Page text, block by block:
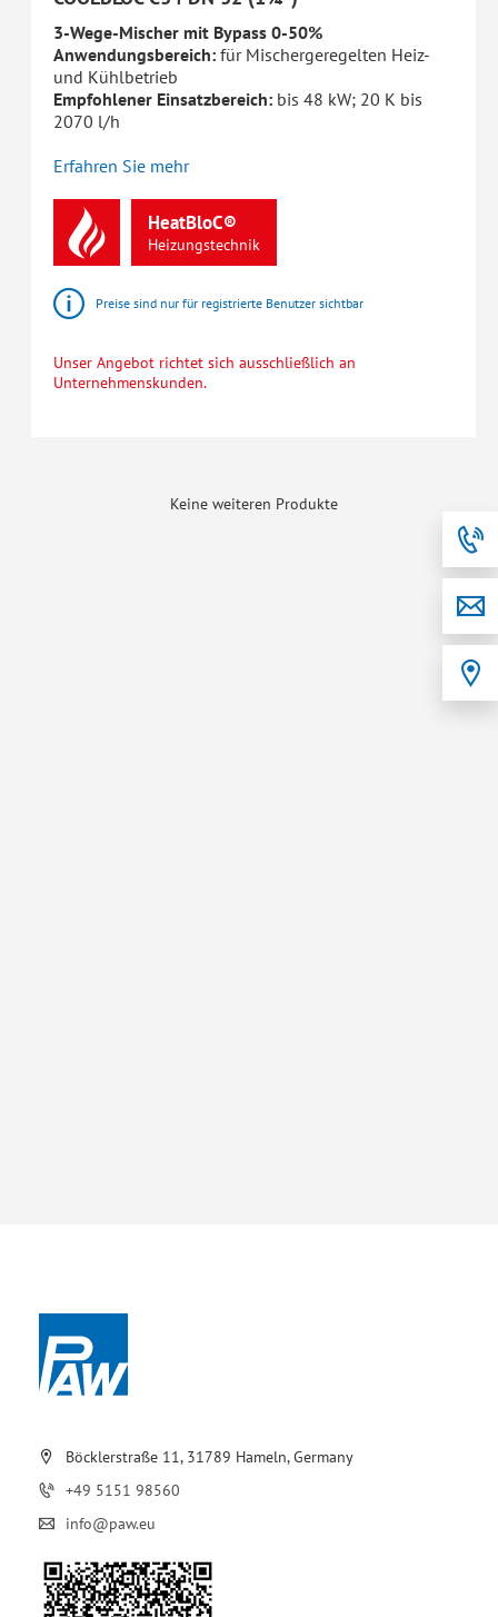
3-Wege-Mischer mit Bypass 0-50%
Anwendungsbereich: für Mischergeregelten Heiz-
und Kühlbetrieb
Empfohlener Einsatzbereich: bis 48 kW; 20 K bis
2070 l/h
Erfahren Sie mehr
HeatBloC®
Heizungstechnik
Preise sind nur für registrierte Benutzer sichtbar
Unser Angebot richtet sich ausschließlich an
Unternehmenskunden.
Keine weiteren Produkte
Böcklerstraße 11, 31789 Hameln, Germany
+49 5151 98560
info@paw.eu